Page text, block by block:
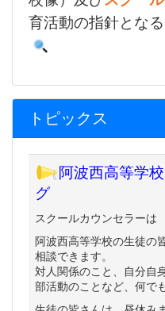
育活動の指針とな
トピックス
阿波西高等学
グ
スクールカウンセラーは
阿波西高等学校の生徒の
相談できます。
対人関係のこと、自分自
部活動のことなど、何で